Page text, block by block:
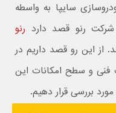
سایپا به واسطه
رنو قصد دارد رنو
کند. از این رو قصد داریم در
فنی و سطح امکانات این
بررسی قرار دهیم.